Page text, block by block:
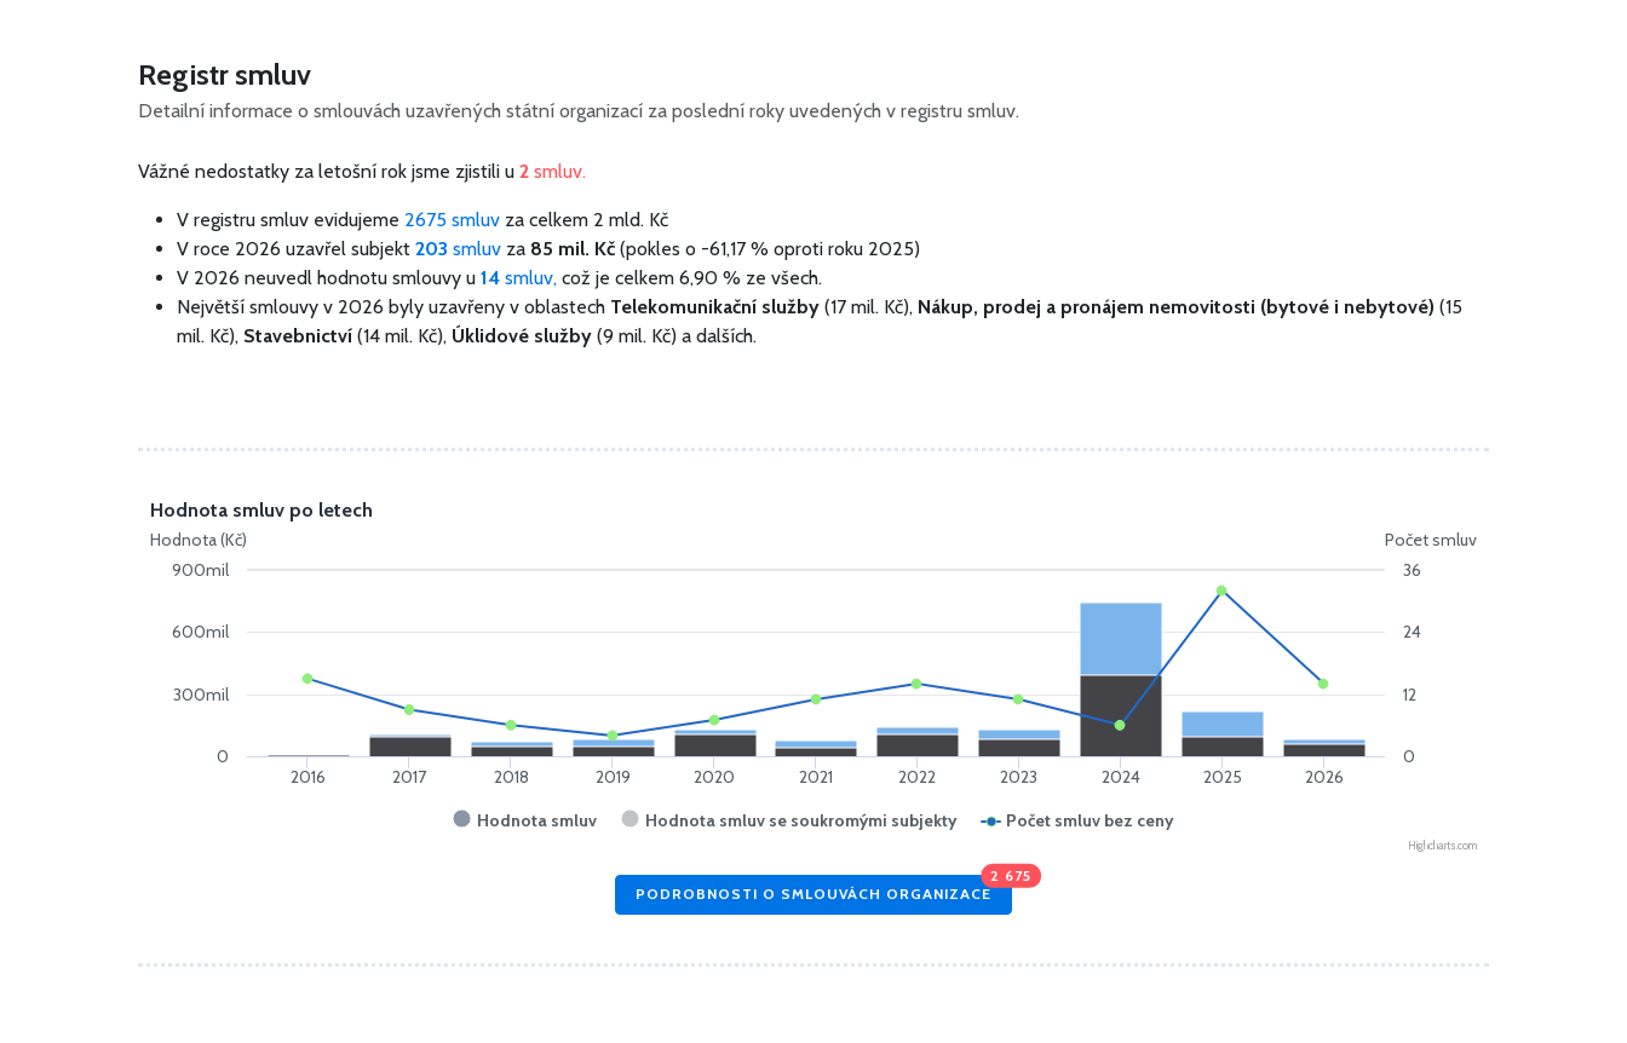
Registr smluv
Detailní informace o smlouvách uzavřených státní organizací za poslední roky uvedených v registru smluv.
Vážné nedostatky za letošní rok jsme zjistili u 2 smluv.
V registru smluv evidujeme 2675 smluv za celkem 2 mld. Kč
V roce 2026 uzavřel subjekt 203 smluv za 85 mil. Kč (pokles o -61,17 % oproti roku 2025)
V 2026 neuvedl hodnotu smlouvy u 14 smluv, což je celkem 6,90 % ze všech.
Největší smlouvy v 2026 byly uzavřeny v oblastech Telekomunikační služby (17 mil. Kč), Nákup, prodej a pronájem nemovitosti (bytové i nebytové) (15
mil. Kč), Stavebnictví (14 mil. Kč), Úklidové služby (9 mil. Kč) a dalších.
Hodnota (Kč) Počet smluv
Hodnota smluv po letech
Hodnota smluv Hodnota smluv se soukromými subjekty Počet smluv bez ceny
2016 2017 2018 2019 2020 2021 2022 2023 2024 2025 2026
0
300mil
600mil
900mil
0
12
24
36
Highcharts.com
PODROBNOSTI O SMLOUVÁCH ORGANIZACE
2 675